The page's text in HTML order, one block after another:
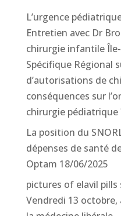
L’urgence
Entretien avec Dr
chirurgie infantile
Spécifique Régional
d’autorisations de
conséquences sur
chirurgie pédiatrique
La position du
dépenses de santé
Optam 18/06/2025
pictures of elavil pills
Vendredi 13